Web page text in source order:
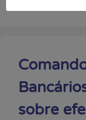
sobre